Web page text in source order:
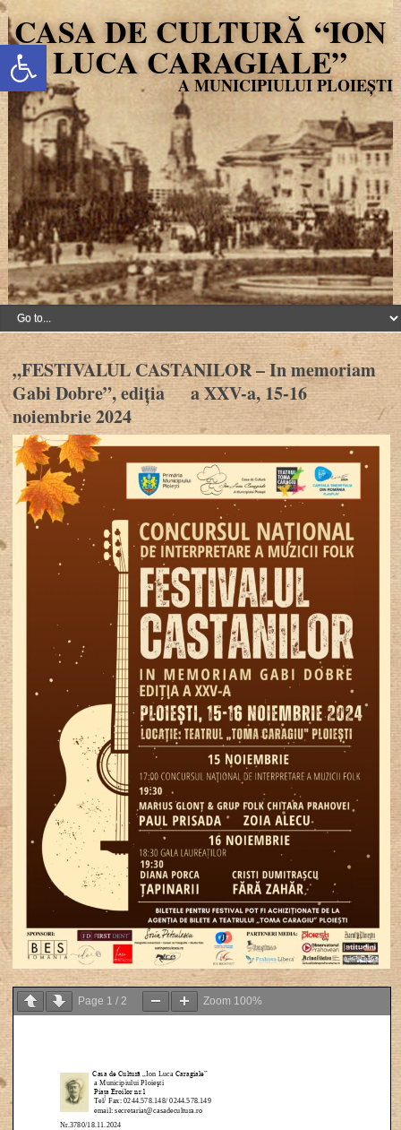
Deschide bara de unelte
CASA DE CULTURĂ “ION
LUCA CARAGIALE”
„FESTIVALUL CASTANILOR – In memoriam
Gabi Dobre”, ediția a XXV-a, 15-16
noiembrie 2024
Page 1 /2 Zoom 100%